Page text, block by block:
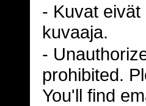
- Kuvat
kuvaaja.
-
prohibited.
You'll find